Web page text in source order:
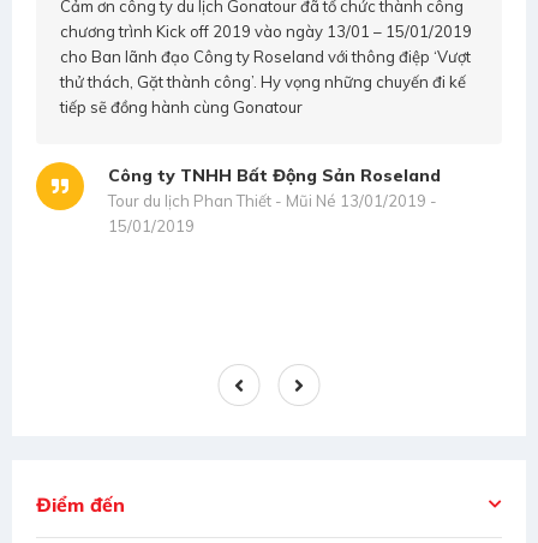
Cảm ơn công ty du lịch Gonatour đã tổ chức thành công
chương trình Kick off 2019 vào ngày 13/01 – 15/01/2019
cho Ban lãnh đạo Công ty Roseland với thông điệp ‘Vượt
thử thách, Gặt thành công’. Hy vọng những chuyến đi kế
tiếp sẽ đồng hành cùng Gonatour
Công ty TNHH Bất Động Sản Roseland
Tour du lịch Phan Thiết - Mũi Né 13/01/2019 -
15/01/2019
Điểm đến